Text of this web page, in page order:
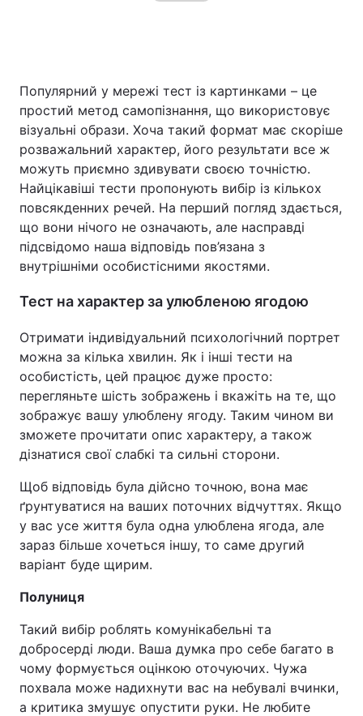
Популярний у мережі тест із картинками – це
простий метод самопізнання, що використовує
візуальні образи. Хоча такий формат має скоріше
розважальний характер, його результати все ж
можуть приємно здивувати своєю точністю.
Найцікавіші тести пропонують вибір із кількох
повсякденних речей. На перший погляд здається,
що вони нічого не означають, але насправді
підсвідомо наша відповідь пов’язана з
внутрішніми особистісними якостями.
Тест на характер за улюбленою ягодою
Отримати індивідуальний психологічний портрет
можна за кілька хвилин. Як і інші тести на
особистість, цей працює дуже просто:
перегляньте шість зображень і вкажіть на те, що
зображує вашу улюблену ягоду. Таким чином ви
зможете прочитати опис характеру, а також
дізнатися свої слабкі та сильні сторони.
Щоб відповідь була дійсно точною, вона має
ґрунтуватися на ваших поточних відчуттях. Якщо
у вас усе життя була одна улюблена ягода, але
зараз більше хочеться іншу, то саме другий
варіант буде щирим.
Полуниця
Такий вибір роблять комунікабельні та
добросерді люди. Ваша думка про себе багато в
чому формується оцінкою оточуючих. Чужа
похвала може надихнути вас на небувалі вчинки,
а критика змушує опустити руки. Не любите